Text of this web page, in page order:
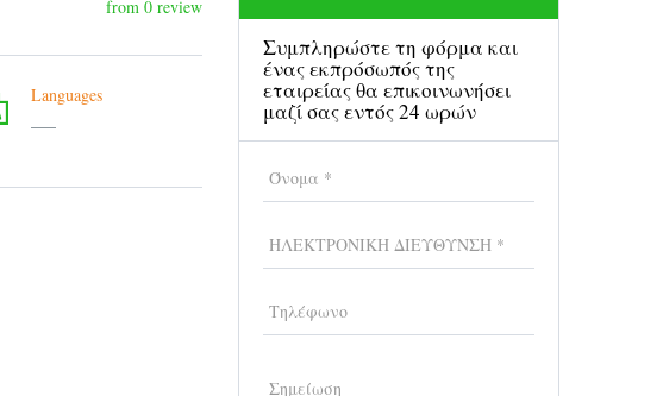
from 0 review
Languages
Συμπληρώστε τη φόρμα και
ένας εκπρόσωπός της
εταιρείας θα επικοινωνήσει
μαζί σας εντός 24 ωρών